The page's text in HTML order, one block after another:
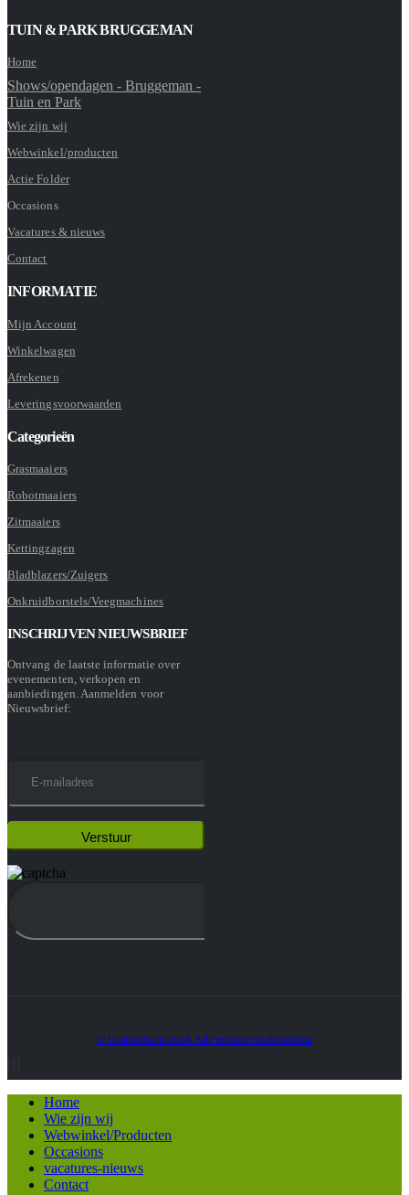
TUIN & PARK BRUGGEMAN
Home
Shows/opendagen - Bruggeman -
Tuin en Park
Wie zijn wij
Webwinkel/producten
Actie Folder
Occasions
Vacatures & nieuws
Contact
INFORMATIE
Mijn Account
Winkelwagen
Afrekenen
Leveringsvoorwaarden
Categorieën
Grasmaaiers
Robotmaaiers
Zitmaaiers
Kettingzagen
Bladblazers/Zuigers
Onkruidborstels/Veegmachines
INSCHRIJVEN NIEUWSBRIEF
Ontvang de laatste informatie over
evenementen, verkopen en
aanbiedingen. Aanmelden voor
Nieuwsbrief:
© Heatmedia.nl 2024. Alle rechten voorbehouden
Home
Wie zijn wij
Webwinkel/Producten
Occasions
vacatures-nieuws
Contact